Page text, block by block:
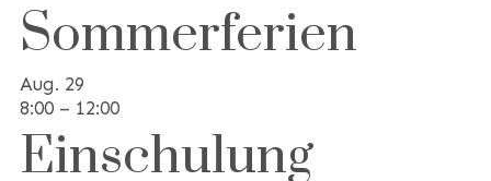
Sommerferien
Aug. 29
8:00 – 12:00
Einschulung